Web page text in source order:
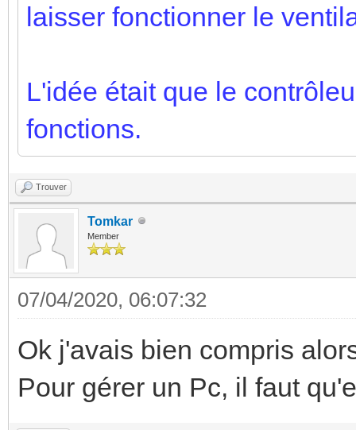
laisser fonctionner le
L'idée était que le
fonctions.
Trouver
Tomkar
Member
07/04/2020, 06:07:32
Ok j'avais bien compris
Pour gérer un Pc, il faut